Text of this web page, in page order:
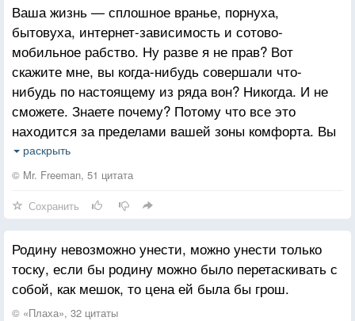
Ваша жизнь — сплошное вранье, порнуха,
бытовуха, интернет-зависимость и сотово-
мобильное рабство. Ну разве я не прав? Вот
скажите мне, вы когда-нибудь совершали что-
нибудь по настоящему из ряда вон? Никогда. И не
сможете. Знаете почему? Потому что все это
находится за пределами вашей зоны комфорта. Вы
упакованы в нее. Как в полипропиленовый мешок.
Вы куски мяса, зажатые рамками быта и работы.
меня.
Например, можете подарить свой мобильник
первому встречному? А? Вопрос на засыпку. Можете
прямо сейчас отформатировать винт на вашем
компьютере? Стремно? Обосрались? А знаете,
почему вы этого не сделаете? Потому что это
раскрыть
© Mr. Freeman, 51 цитата
Сохранить
Родину невозможно унести, можно унести только
тоску, если бы родину можно было перетаскивать с
собой, как мешок, то цена ей была бы грош.
© «Плаха», 32 цитаты